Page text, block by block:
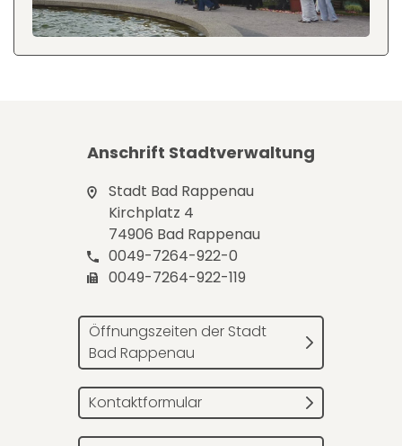
Anschrift Stadtverwaltung
Stadt Bad Rappenau
Kirchplatz 4
74906 Bad Rappenau
0049-7264-922-0
0049-7264-922-119
Öffnungszeiten der Stadt
Bad Rappenau
Kontaktformular